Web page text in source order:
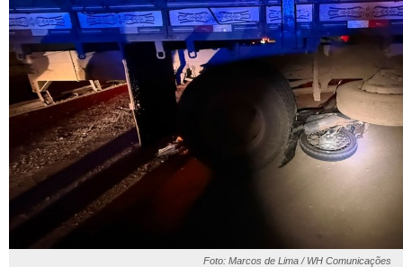
Foto: Marcos de Lima / WH Comunicações